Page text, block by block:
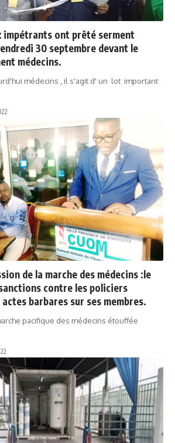
impétrants ont prêté serment
30 septembre devant le
médecins.
médecins , il s'agit d' un lot important
de la marche des médecins :le
contre les policiers
barbares sur ses membres.
pacifique des médecins étouffée